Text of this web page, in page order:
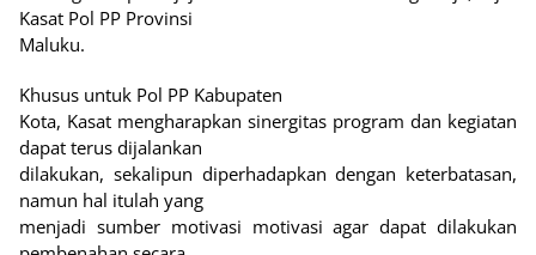
Kasat Pol PP Provinsi
Maluku.
Khusus untuk Pol PP Kabupaten
Kota, Kasat mengharapkan sinergitas program dan kegiatan
dapat terus dijalankan
dilakukan, sekalipun diperhadapkan dengan keterbatasan,
namun hal itulah yang
menjadi sumber motivasi motivasi agar dapat dilakukan